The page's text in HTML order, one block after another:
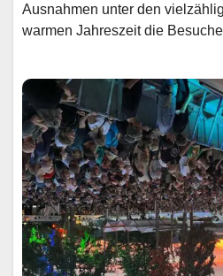
Ausnahmen unter den
warmen Jahreszeit die